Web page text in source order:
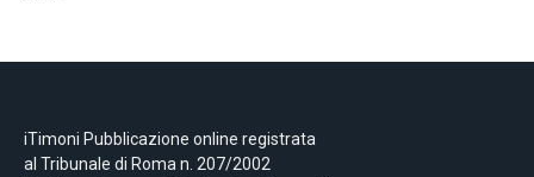
iTimoni Pubblicazione online registrata
al Tribunale di Roma n. 207/2002